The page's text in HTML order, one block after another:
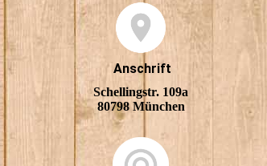
Anschrift
Schellingstr. 109a
80798 München